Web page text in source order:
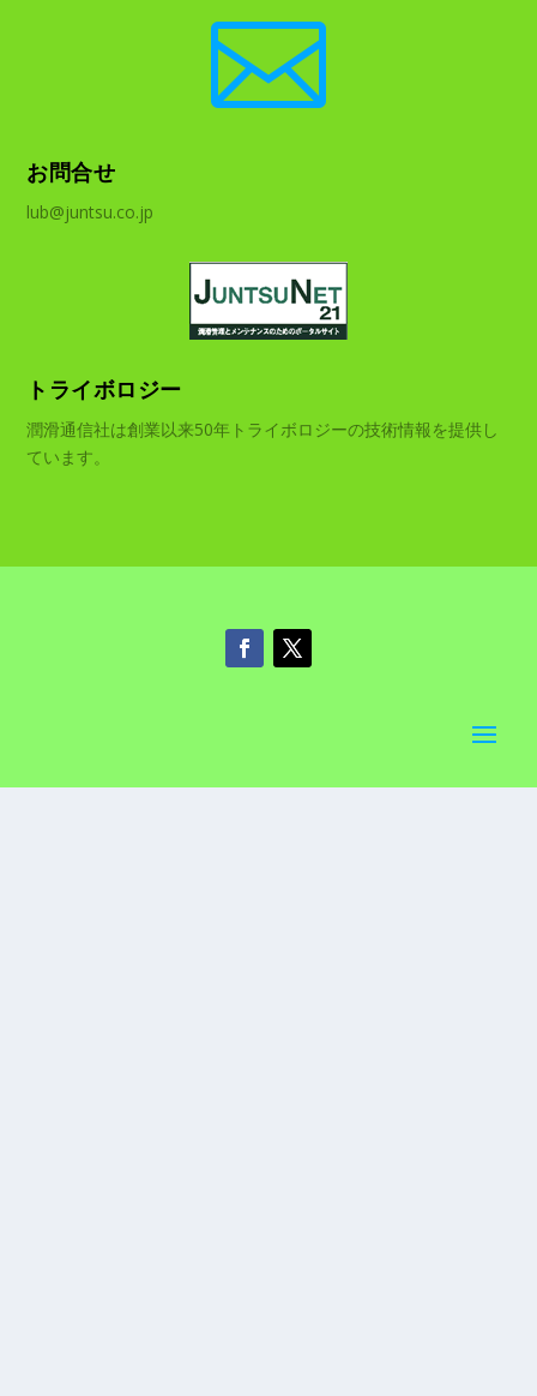

お問合せ
lub@juntsu.co.jp
トライボロジー
潤滑通信社は創業以来50年トライボロジーの技術情報を提供し
ています。